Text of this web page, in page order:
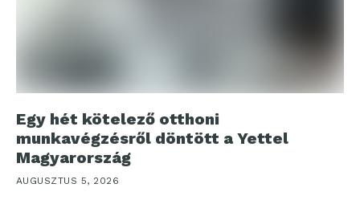
Egy hét kötelező otthoni
munkavégzésről döntött a Yettel
Magyarország
AUGUSZTUS 5, 2026